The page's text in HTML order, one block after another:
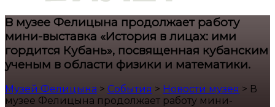
В музее Фелицына продолжает работу
мини-выставка «История в лицах: ими
гордится Кубань», посвященная кубанским
ученым в области физики и математики.
Музей Фелицына > События > Новости музея > В
музее Фелицына продолжает работу мини-